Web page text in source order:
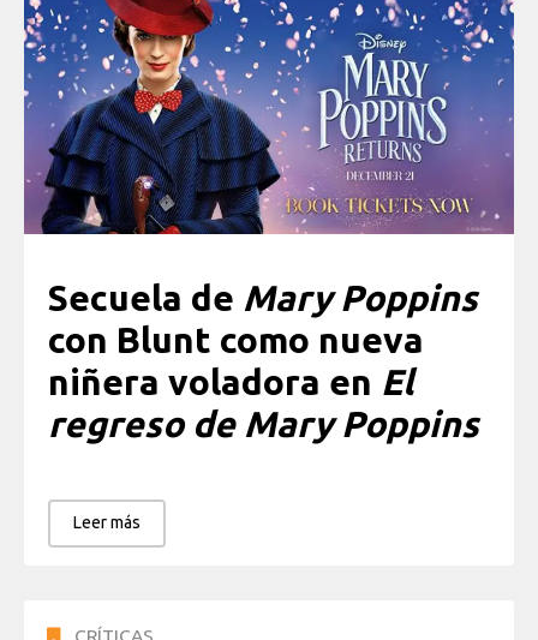
Secuela de Mary Poppins
con Blunt como nueva
niñera voladora en El
regreso de Mary Poppins
Leer más
CRÍTICAS